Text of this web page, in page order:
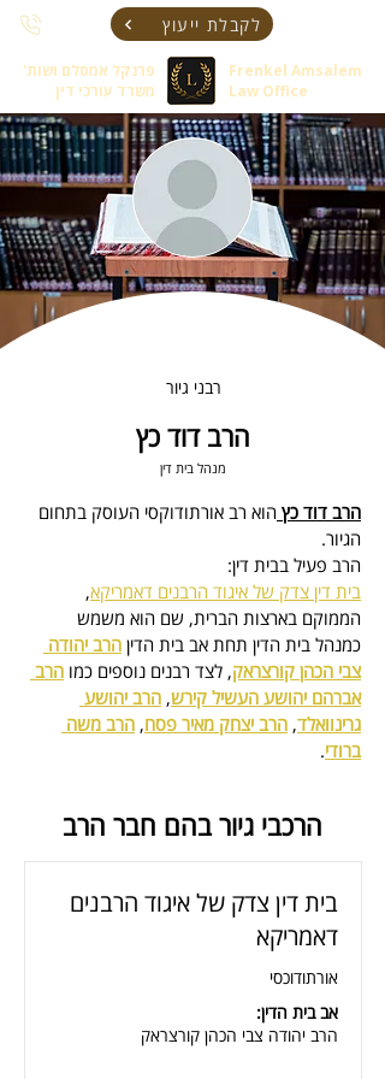
לקבלת ייעוץ
פרנקל אמסלם ושות'
משרד עורכי דין
Frenkel Amsalem
Law Office
רבני גיור
הרב דוד כץ
מנהל בית דין
הרב דוד כץ הוא רב אורתודוקסי העוסק בתחום
הגיור.
הרב פעיל בבית דין:
בית דין צדק של איגוד הרבנים דאמריקא,
הממוקם בארצות הברית, שם הוא משמש
כמנהל בית הדין תחת אב בית הדין הרב יהודה
צבי הכהן קורצראק, לצד רבנים נוספים כמו הרב
אברהם יהושע העשיל קירש, הרב יהושע
גרינוואלד, הרב יצחק מאיר פסח, הרב משה
ברודי.
הרכבי גיור בהם חבר הרב
בית דין צדק של איגוד הרבנים
דאמריקא
אורתודוכסי
אב בית הדין:
הרב יהודה צבי הכהן קורצראק